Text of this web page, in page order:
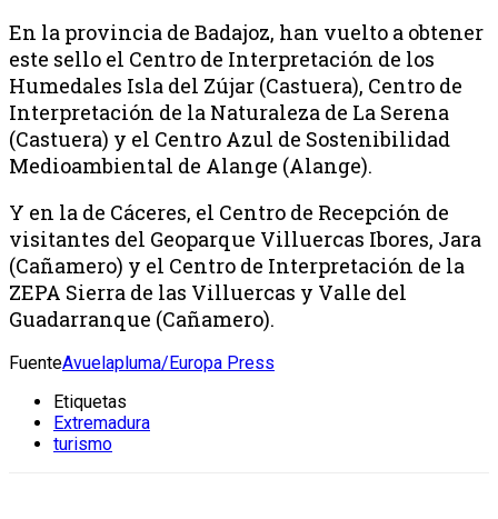
En la provincia de Badajoz, han vuelto a obtener
este sello el Centro de Interpretación de los
Humedales Isla del Zújar (Castuera), Centro de
Interpretación de la Naturaleza de La Serena
(Castuera) y el Centro Azul de Sostenibilidad
Medioambiental de Alange (Alange).
Y en la de Cáceres, el Centro de Recepción de
visitantes del Geoparque Villuercas Ibores, Jara
(Cañamero) y el Centro de Interpretación de la
ZEPA Sierra de las Villuercas y Valle del
Guadarranque (Cañamero).
FuenteAvuelapluma/Europa Press
Etiquetas
Extremadura
turismo